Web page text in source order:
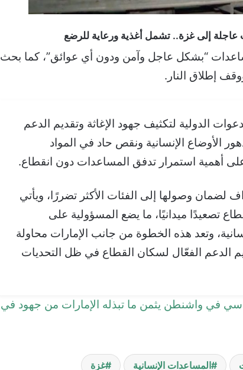
عاجلة إلى غزة.. تشمل أغذية ورعاية للرضع
“بشكل عاجل وآمن ودون أي عوائق”، كما بحث
إطلاق النار.
الدولية لتكثيف جهود الإغاثة وتقديم الدعم
الأوضاع الإنسانية ونقص حاد في المواد
أهمية استمرار تدفق المساعدات دون انقطاع.
لضمان وصولها إلى الفئات الأكثر تضررًا، ويأتي
تصعيدًا ميدانيًا، ما يضع المسؤولية على
وتعد هذه الخطوة من جانب الإمارات محاولة
الدعم الفعّال لسكان القطاع في ظل التحديات
في واشنطن يثمن ما تبذله الإمارات من جهود في
المساعدات الإنسانية غزة